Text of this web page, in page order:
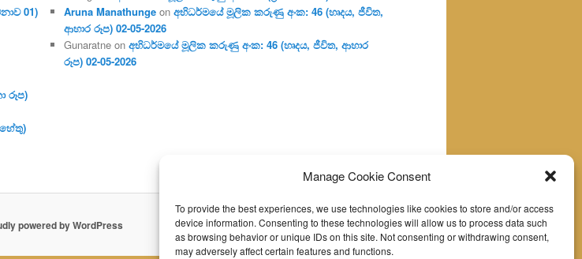
Manage Cookie Consent
To provide the best experiences, we use technologies like cookies to store and/or access
device information. Consenting to these technologies will allow us to process data such
as browsing behavior or unique IDs on this site. Not consenting or withdrawing consent,
may adversely affect certain features and functions.
01)
රූප)
Aruna Manathunge onඅභිධර්මයේ මූලික කරුණු අංක: 46 (හෘදය, ජීවිත,
ආහාර රූප) 02-05-2026
Gunaratne onඅභිධර්මයේ මූලික කරුණු අංක: 46 (හෘදය, ජීවිත, ආහාර
රූප) 02-05-2026
powered by WordPress